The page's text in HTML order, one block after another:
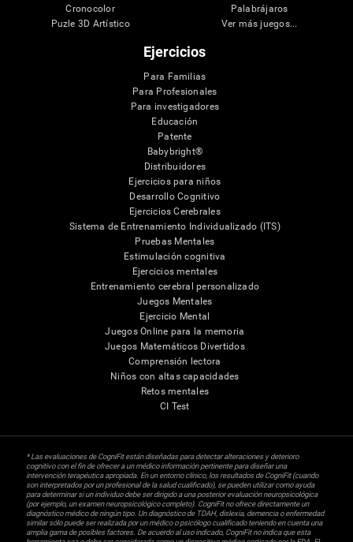
Cronocolor
Puzle 3D Artístico
Palabrájaros
Ver más juegos...
Ejercicios
Para Familias
Para Profesionales
Para investigadores
Educación
Patente
Babybright®
Distribuidores
Ejercicios para niños
Desarrollo Cognitivo
Ejercicios Cerebrales
Sistema de Entrenamiento Individualizado (ITS)
Pruebas Mentales
Estimulación cognitiva
Ejercicios mentales
Entrenamiento cerebral personalizado
Juegos Mentales
Ejercicio Mental
Juegos Online para la memoria
Juegos Matemáticos Divertidos
Comprensión lectora
Niños con altas capacidades
Retos mentales
CI Test
* Las evaluaciones de CogniFit están diseñadas para detectar alteraciones y deterioro
cognitivo con el fin de ofrecer a un médico información pertinente para diseñar una
intervención terapéutica apropiada. En un entorno clínico, los resultados de CogniFit (cuando
son interpretados por un profesional de la salud cualificado), se pueden utilizar como ayuda
para determinar si un individuo debe ser dirigido a una posterior evaluación neuropsicológica
(por ejemplo, un examen neuropsicológico completo). CogniFit no ofrece directamente un
diagnóstico médico de ningún tipo. Un diagnóstico de TDAH, dislexia, demencia o enfermedad
similar sólo puede ser realizada por un médico o psicólogo cualificado teniendo en cuenta una
amplia gama de posibles factores. De acuerdo al uso indicado, CogniFit no indica que esta